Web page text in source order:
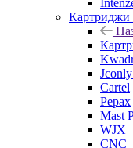
Картриджи
Cartel
Pepax
Mast
WJX
CNC